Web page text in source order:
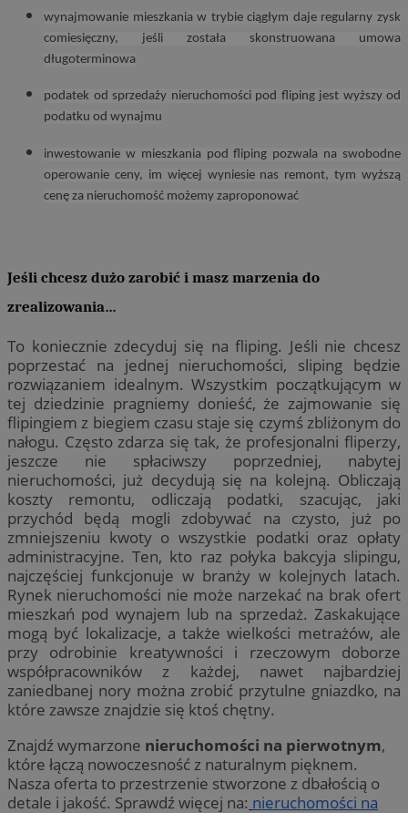
wynajmowanie mieszkania w trybie ciągłym daje regularny zysk
comiesięczny, jeśli została skonstruowana umowa
długoterminowa
podatek od sprzedaży nieruchomości pod fliping jest wyższy od
podatku od wynajmu
inwestowanie w mieszkania pod fliping pozwala na swobodne
operowanie ceny, im więcej wyniesie nas remont, tym wyższą
cenę za nieruchomość możemy zaproponować
Jeśli chcesz dużo zarobić i masz marzenia do
zrealizowania…
To koniecznie zdecyduj się na fliping. Jeśli nie chcesz
poprzestać na jednej nieruchomości, sliping będzie
rozwiązaniem idealnym. Wszystkim początkującym w
tej dziedzinie pragniemy donieść, że zajmowanie się
flipingiem z biegiem czasu staje się czymś zbliżonym do
nałogu. Często zdarza się tak, że profesjonalni fliperzy,
jeszcze nie spłaciwszy poprzedniej, nabytej
nieruchomości, już decydują się na kolejną. Obliczają
koszty remontu, odliczają podatki, szacując, jaki
przychód będą mogli zdobywać na czysto, już po
zmniejszeniu kwoty o wszystkie podatki oraz opłaty
administracyjne. Ten, kto raz połyka bakcyja slipingu,
najczęściej funkcjonuje w branży w kolejnych latach.
Rynek nieruchomości nie może narzekać na brak ofert
mieszkań pod wynajem lub na sprzedaż. Zaskakujące
mogą być lokalizacje, a także wielkości metrażów, ale
przy odrobinie kreatywności i rzeczowym doborze
współpracowników z każdej, nawet najbardziej
zaniedbanej nory można zrobić przytulne gniazdko, na
które zawsze znajdzie się ktoś chętny.
Znajdź wymarzone nieruchomości na pierwotnym,
które łączą nowoczesność z naturalnym pięknem.
Nasza oferta to przestrzenie stworzone z dbałością o
detale i jakość. Sprawdź więcej na: nieruchomości na